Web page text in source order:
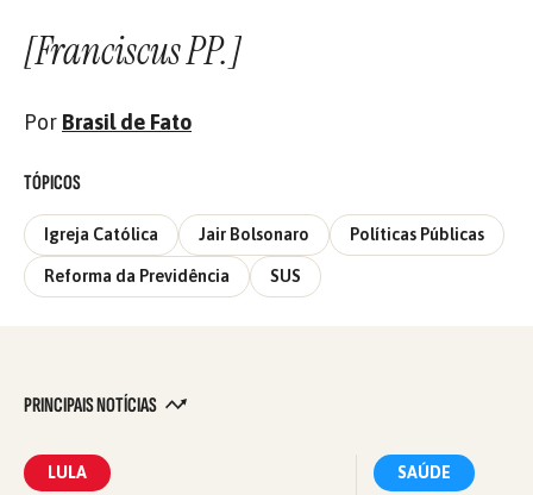
[Franciscus PP.]
Por Brasil de Fato
TÓPICOS
Igreja Católica Jair Bolsonaro Políticas Públicas
Reforma da Previdência SUS
PRINCIPAIS NOTÍCIAS
LULA SAÚDE